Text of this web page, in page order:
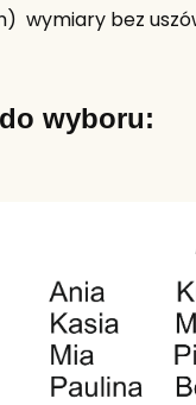
wymiary bez
wyboru: